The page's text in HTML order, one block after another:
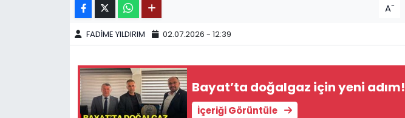
A-
FADİME YILDIRIM 02.07.2026 - 12:39
Bayat’ta doğalgaz için yeni adım!
İçeriği Görüntüle